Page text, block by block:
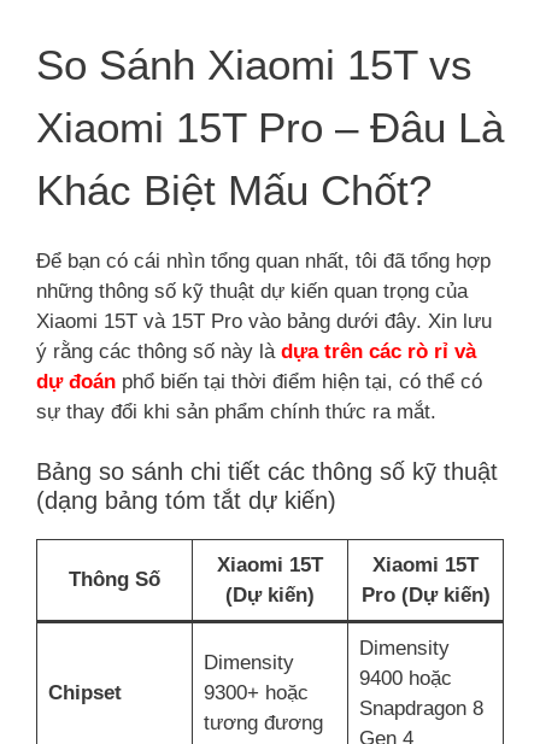
So Sánh Xiaomi 15T vs
Xiaomi 15T Pro – Đâu Là
Khác Biệt Mấu Chốt?
Để bạn có cái nhìn tổng quan nhất, tôi đã tổng hợp
những thông số kỹ thuật dự kiến quan trọng của
Xiaomi 15T và 15T Pro vào bảng dưới đây. Xin lưu
ý rằng các thông số này là dựa trên các rò rỉ và
dự đoán phổ biến tại thời điểm hiện tại, có thể có
sự thay đổi khi sản phẩm chính thức ra mắt.
Bảng so sánh chi tiết các thông số kỹ thuật
(dạng bảng tóm tắt dự kiến)
Thông Số
Xiaomi 15T
(Dự kiến)
Xiaomi 15T
Pro (Dự kiến)
Chipset
Dimensity
9300+ hoặc
tương đương
Dimensity
9400 hoặc
Snapdragon 8
Gen 4